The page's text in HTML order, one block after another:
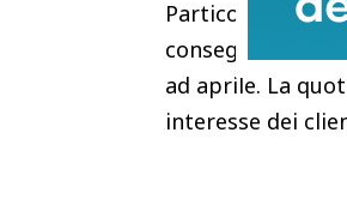
Particolarmente
consegnato
ad aprile. La
interesse dei